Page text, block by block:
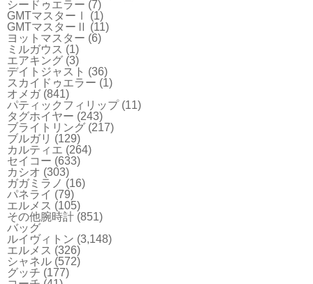
シードゥエラー (7)
GMTマスターⅠ
(1)
GMTマスターⅡ (11)
ヨットマスター (6)
ミルガウス (1)
エアキング (3)
デイトジャスト (36)
スカイドゥエラー (1)
オメガ(841)
パティックフィリップ(11)
タグホイヤー (243)
ブライトリング (217)
ブルガリ (129)
カルティエ (264)
セイコー (633)
カシオ (303)
ガガミラノ (16)
パネライ (79)
エルメス (105)
その他腕時計 (851)
バッグ
ルイヴィトン (3,148)
エルメス (326)
シャネル (572)
グッチ (177)